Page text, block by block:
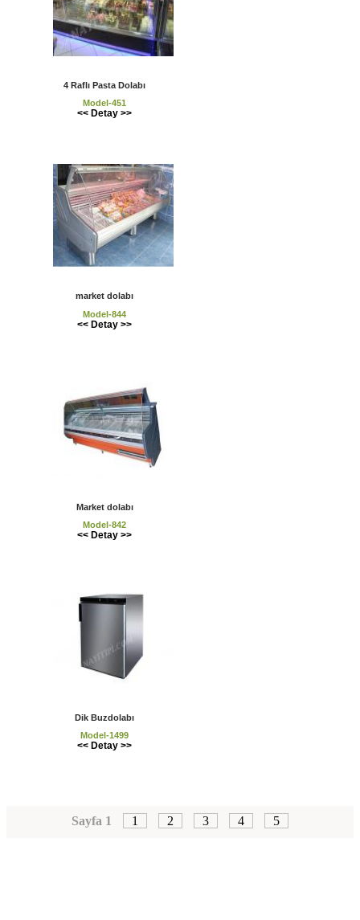
4 Raflı Pasta Dolabı
Model-451
<< Detay >>
market dolabı
Model-844
<< Detay >>
Market dolabı
Model-842
<< Detay >>
Dik Buzdolabı
Model-1499
<< Detay >>
Sayfa 1 1 2 3 4 5